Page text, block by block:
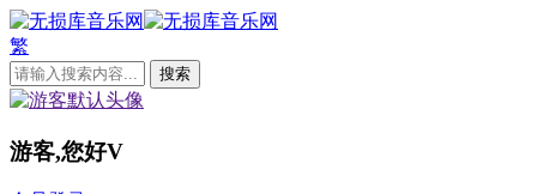
繁
游客,您好V